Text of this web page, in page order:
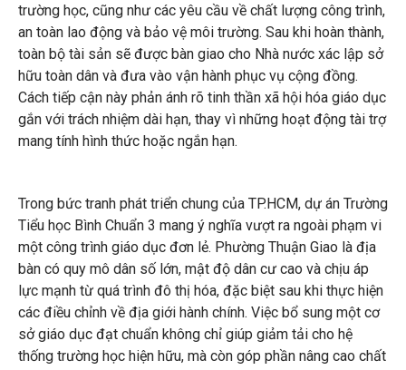
trường học, cũng như các yêu cầu về chất lượng công trình,
an toàn lao động và bảo vệ môi trường. Sau khi hoàn thành,
toàn bộ tài sản sẽ được bàn giao cho Nhà nước xác lập sở
hữu toàn dân và đưa vào vận hành phục vụ cộng đồng.
Cách tiếp cận này phản ánh rõ tinh thần xã hội hóa giáo dục
gắn với trách nhiệm dài hạn, thay vì những hoạt động tài trợ
mang tính hình thức hoặc ngắn hạn.
Trong bức tranh phát triển chung của TP.HCM, dự án Trường
Tiểu học Bình Chuẩn 3 mang ý nghĩa vượt ra ngoài phạm vi
một công trình giáo dục đơn lẻ. Phường Thuận Giao là địa
bàn có quy mô dân số lớn, mật độ dân cư cao và chịu áp
lực mạnh từ quá trình đô thị hóa, đặc biệt sau khi thực hiện
các điều chỉnh về địa giới hành chính. Việc bổ sung một cơ
sở giáo dục đạt chuẩn không chỉ giúp giảm tải cho hệ
thống trường học hiện hữu, mà còn góp phần nâng cao chất